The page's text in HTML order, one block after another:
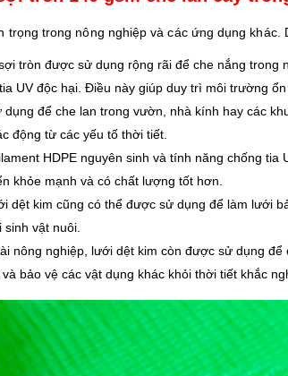
trong nông nghiệp và các ứng dụng
tròn được sử dụng rộng rãi để che nắng
UV độc hại. Điều này giúp duy trì môi trường
để che lan trong vườn, nhà kính hay các
động từ các yếu tố thời tiết.
HDPE nguyên sinh và tính năng chống
khỏe mạnh và có chất lượng tốt hơn.
dệt kim cũng có thể được sử dụng để làm lưới
vật nuôi.
nông nghiệp, lưới dệt kim còn được sử dụng
bảo vệ các vật dụng khác khỏi thời tiết khắc